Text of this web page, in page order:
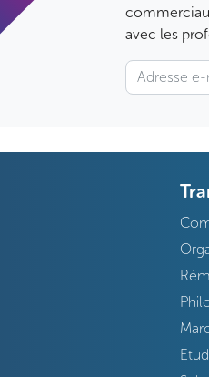
avec les